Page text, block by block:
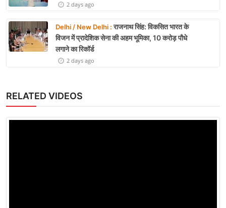
2 days ago
Delhi / New Delhi :राजनाथ सिंह: विकसित भारत के
विजन में प्रादेशिक सेना की अहम भूमिका, 10 करोड़ पौधे
लगाने का रिकॉर्ड
2 days ago
RELATED VIDEOS